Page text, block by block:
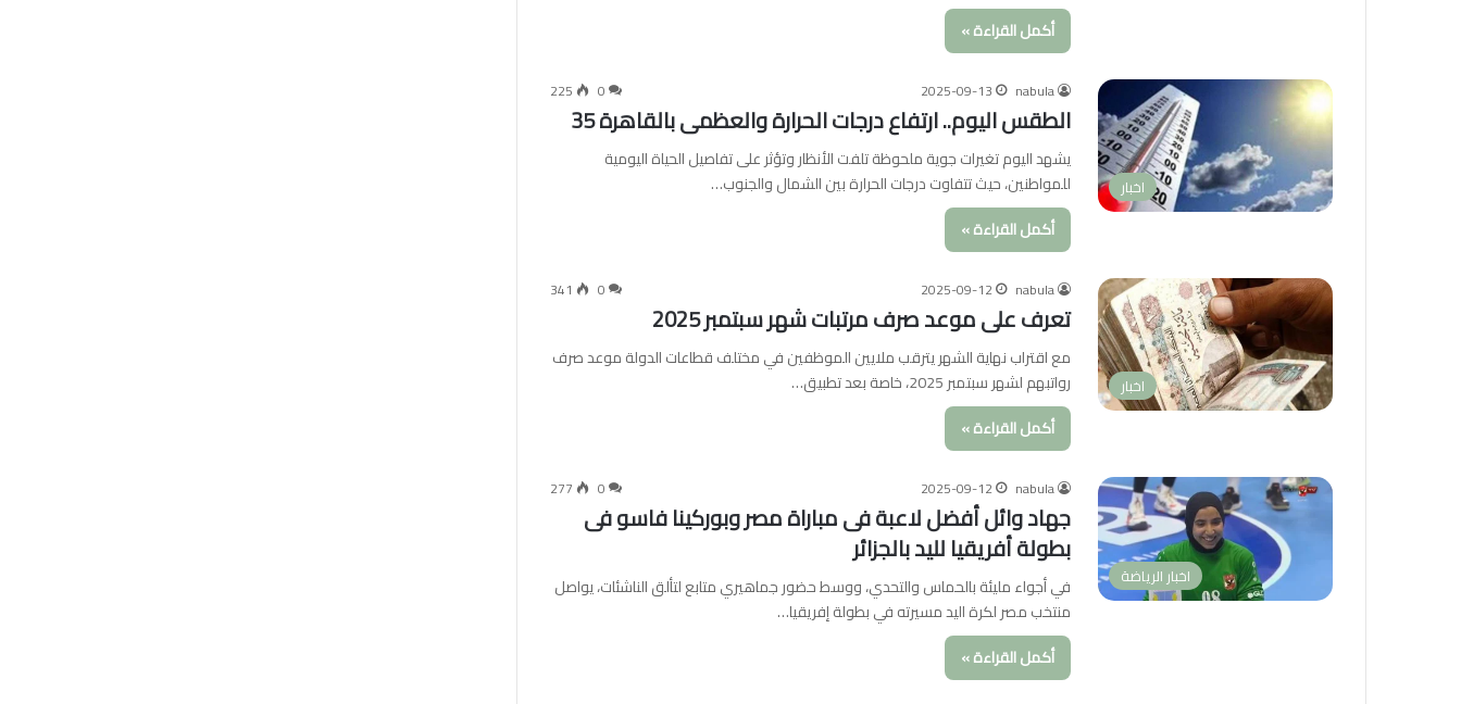
أكمل القراءة »
اخبار
nabula
2025-09-13
0
225
الطقس اليوم.. ارتفاع درجات الحرارة والعظمى بالقاهرة 35
يشهد اليوم تغيرات جوية ملحوظة تلفت الأنظار وتؤثر على تفاصيل الحياة اليومية
للمواطنين، حيث تتفاوت درجات الحرارة بين الشمال والجنوب…
أكمل القراءة »
اخبار
nabula
2025-09-12
0
341
تعرف على موعد صرف مرتبات شهر سبتمبر 2025
مع اقتراب نهاية الشهر يترقب ملايين الموظفين في مختلف قطاعات الدولة موعد صرف
رواتبهم لشهر سبتمبر 2025، خاصة بعد تطبيق…
أكمل القراءة »
اخبار الرياضة
nabula
2025-09-12
0
277
جهاد وائل أفضل لاعبة فى مباراة مصر وبوركينا فاسو فى
بطولة أفريقيا لليد بالجزائر
في أجواء مليئة بالحماس والتحدي، ووسط حضور جماهيري متابع لتألق الناشئات، يواصل
منتخب مصر لكرة اليد مسيرته في بطولة إفريقيا…
أكمل القراءة »